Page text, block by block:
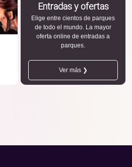
Entradas y ofertas
Elige entre cientos de parques
de todo el mundo. La mayor
oferta online de entradas a
parques.
Ver más ❯